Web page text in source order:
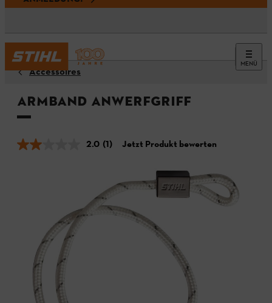
MENÜ
Accessoires
Armband Anwerfgriff
2.0 (1) Jetzt Produkt bewerten